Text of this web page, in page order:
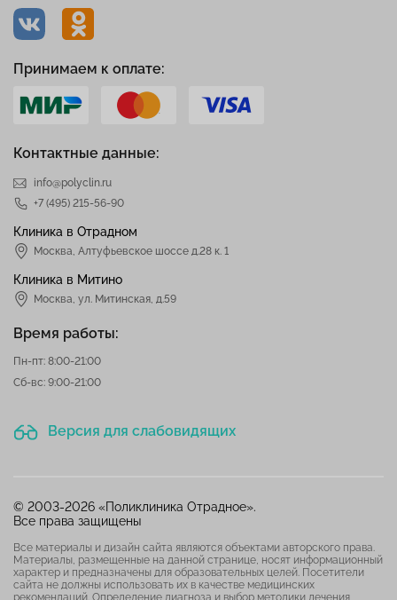
Контактные данные:
info@polyclin.ru
+7 (495) 215-56-90
Клиника в Отрадном
Москва Алтуфьевское шоссе д.28 к. 1
Клиника в Митино
Москва, ул. Митинская, д.59
Время работы:
Пн-пт: 8:00-21:00
Сб-вс: 9:00-21:00
Версия для слабовидящих
Принимаем к оплате:
© 2003-2026 «Поликлиника Отрадное».
Все права защищены
Все материалы и дизайн сайта являются объектами авторского права.
Материалы, размещенные на данной странице, носят информационный
характер и предназначены для образовательных целей. Посетители
сайта не должны использовать их в качестве медицинских
рекомендаций. Определение диагноза и выбор методики лечения